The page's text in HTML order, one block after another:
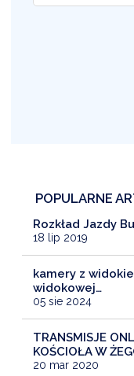
POPULARNE
Rozkład Jazdy
18 lip 2019
kamery z
widokowej…
05 sie 2024
TRANSMISJE
KOŚCIOŁA W
20 mar 2020